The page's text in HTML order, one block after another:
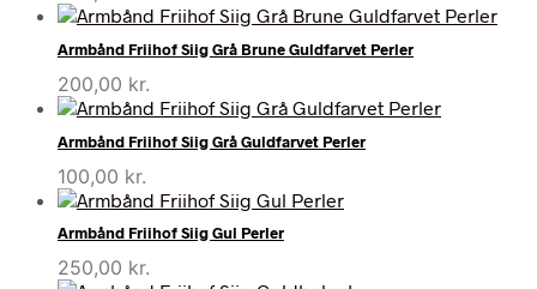
Armbånd Friihof Siig Grå Brune Guldfarvet Perler
200,00 kr.
Armbånd Friihof Siig Grå Guldfarvet Perler
100,00 kr.
Armbånd Friihof Siig Gul Perler
250,00 kr.